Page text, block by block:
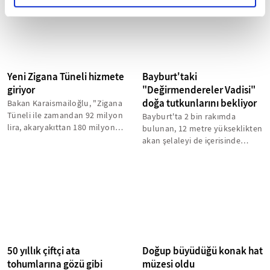
Yeni Zigana Tüneli hizmete
giriyor
Bakan Karaismailoğlu, "Zigana
Tüneli ile zamandan 92 milyon
lira, akaryakıttan 180 milyon
Bayburt'taki
"Değirmendereler Vadisi"
doğa tutkunlarını bekliyor
Bayburt'ta 2 bin rakımda
bulunan, 12 metre yükseklikten
akan şelaleyi de içerisinde
50 yıllık çiftçi ata
tohumlarına gözü gibi
Doğup büyüdüğü konak hat
müzesi oldu